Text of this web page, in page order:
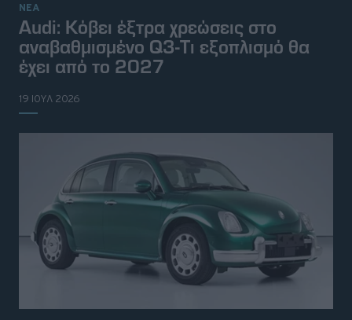
ΝΕΑ
Audi: Κόβει έξτρα χρεώσεις στο
αναβαθμισμένο Q3-Τι εξοπλισμό θα
έχει από το 2027
19 ΙΟΥΛ 2026